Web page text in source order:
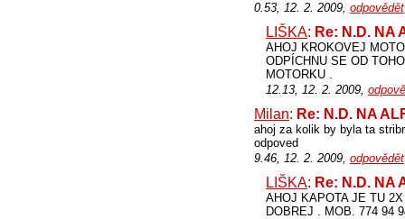
0.53, 12. 2. 2009, odpovědět
LIŠKA: Re: N.D. NA
AHOJ KROKOVEJ
ODPÍCHNU SE OD
MOTORKU .
12.13, 12. 2. 2009,
Milan: Re: N.D. NA
ahoj za kolik by byla ta
odpoved
9.46, 12. 2. 2009, odpovědět
LIŠKA: Re: N.D. NA
AHOJ KAPOTA JE TU
DOBREJ . MOB. 774 94